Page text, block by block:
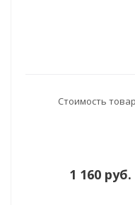
Стоимость
1 160 руб.